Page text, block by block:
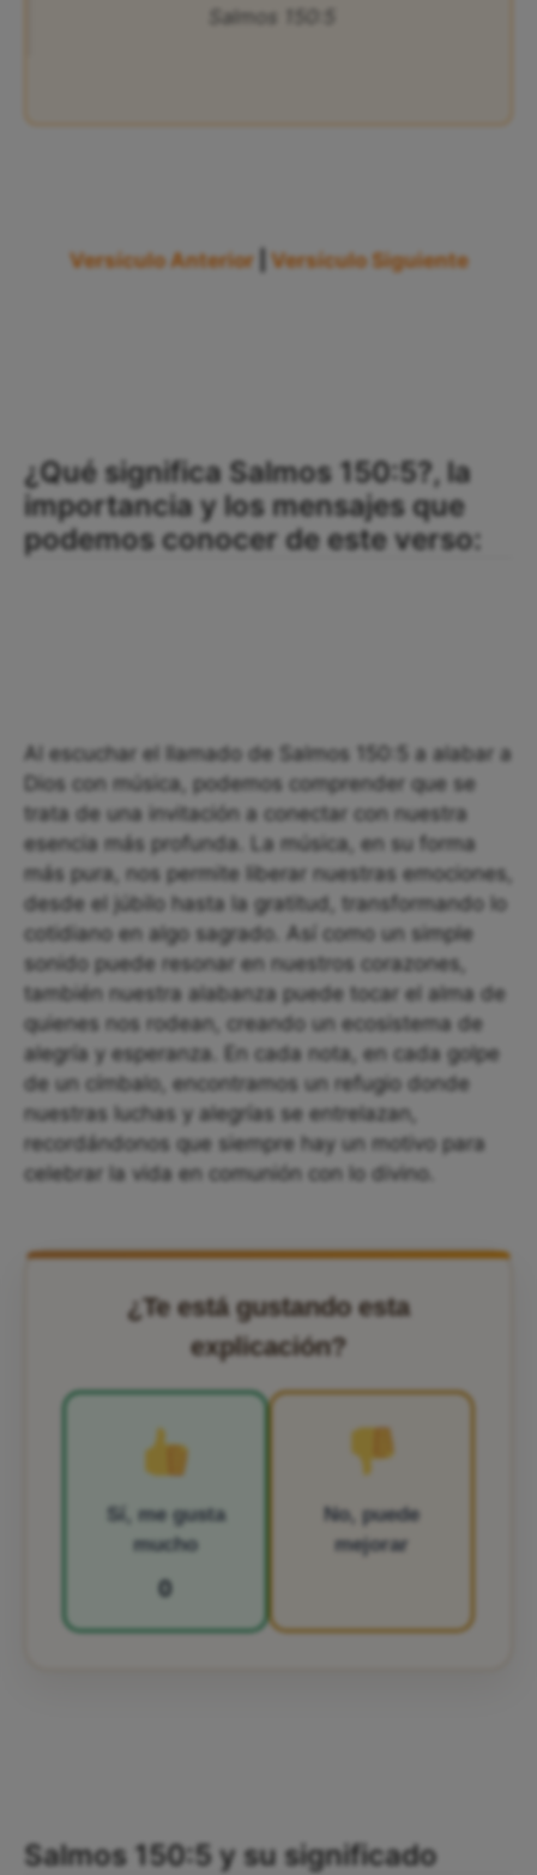
Salmos 150:5
Versículo Anterior Versículo Siguiente
¿Qué significa Salmos 150:5?, la
importancia y los mensajes que
podemos conocer de este verso:
Al escuchar el llamado de Salmos 150:5 a alabar a
Dios con música, podemos comprender que se
trata de una invitación a conectar con nuestra
esencia más profunda. La música, en su forma
más pura, nos permite liberar nuestras emociones,
desde el júbilo hasta la gratitud, transformando lo
cotidiano en algo sagrado. Así como un simple
sonido puede resonar en nuestros corazones,
también nuestra alabanza puede tocar el alma de
quienes nos rodean, creando un ecosistema de
alegría y esperanza. En cada nota, en cada golpe
de un címbalo, encontramos un refugio donde
nuestras luchas y alegrías se entrelazan,
recordándonos que siempre hay un motivo para
celebrar la vida en comunión con lo divino.
¿Te está gustando esta
explicación?
Sí, me gusta
mucho
0
No, puede
mejorar
Salmos 150:5 y su significado